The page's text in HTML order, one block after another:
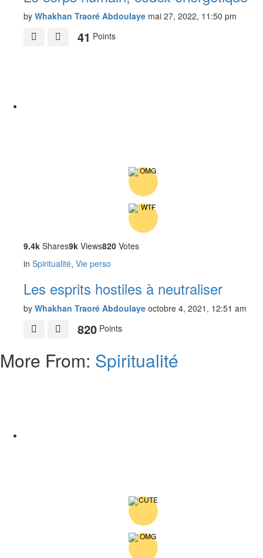
by Whakhan Traoré Abdoulaye mai 27, 2022, 11:50 pm
41 Points
9.4k Shares9k Views820 Votes
in Spiritualité, Vie perso
Les esprits hostiles à neutraliser
by Whakhan Traoré Abdoulaye octobre 4, 2021, 12:51 am
820 Points
More From: Spiritualité